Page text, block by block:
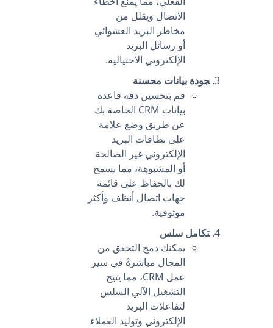
الاتصال ويقلل من
مخاطر البريد العشوائي
أو رسائل البريد
الإلكتروني الاحتيالية.
جودة بيانات محسنة
قم بتحسين دقة قاعدة
بيانات CRM الخاصة بك
عن طريق وضع علامة
على نطاقات البريد
الإلكتروني غير الصالحة
أو المشبوهة، مما يسمح
لك بالحفاظ على قائمة
جهات اتصال أنظف وأكثر
موثوقية.
تكامل سلس
يمكنك دمج التحقق من
المجال مباشرةً في سير
عمل CRM، مما يتيح
التشغيل الآلي السلس
لتفاعلات البريد
الإلكتروني وتوليد العملاء